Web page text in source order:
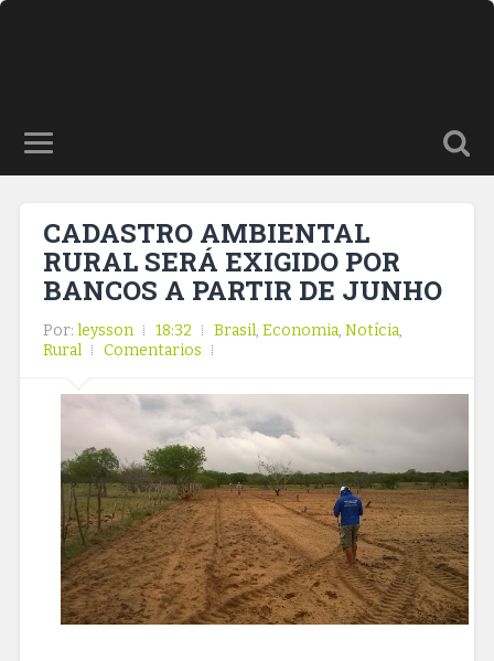
CADASTRO AMBIENTAL
RURAL SERÁ EXIGIDO POR
BANCOS A PARTIR DE JUNHO
Por: leysson 18:32 Brasil, Economia, Notícia,
Rural
Comentarios